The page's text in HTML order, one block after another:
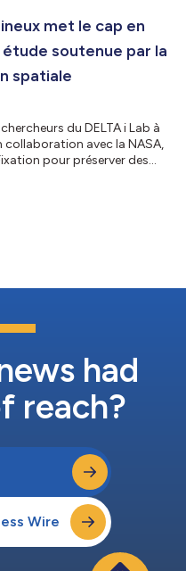
et au-delà. Garvan est
met le cap en
soutenue par la
spatiale
du DELTA i Lab à
collaboration avec la NASA,
pour préserver des
Science Foundation (NSF)
Kyriacos Athanasiou,
had
reach?
Wire